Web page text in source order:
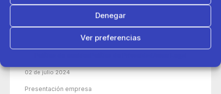
Denegar
Ver preferencias
02 de julio 2024
Presentación empresa